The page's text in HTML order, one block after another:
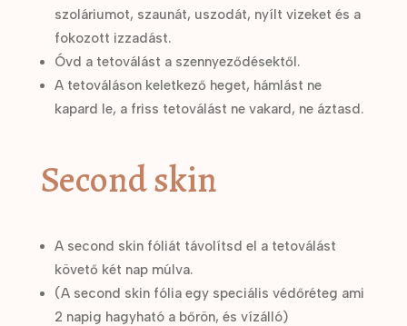
szoláriumot, szaunát, uszodát, nyílt vizeket és a
fokozott izzadást.
Óvd a tetoválást a szennyeződésektől.
A tetováláson keletkező heget, hámlást ne
kapard le, a friss tetoválást ne vakard, ne áztasd.
Second skin
A second skin fóliát távolítsd el a tetoválást
követő két nap múlva.
(A second skin fólia egy speciális védőréteg ami
2 napig hagyható a bőrön, és vízálló)